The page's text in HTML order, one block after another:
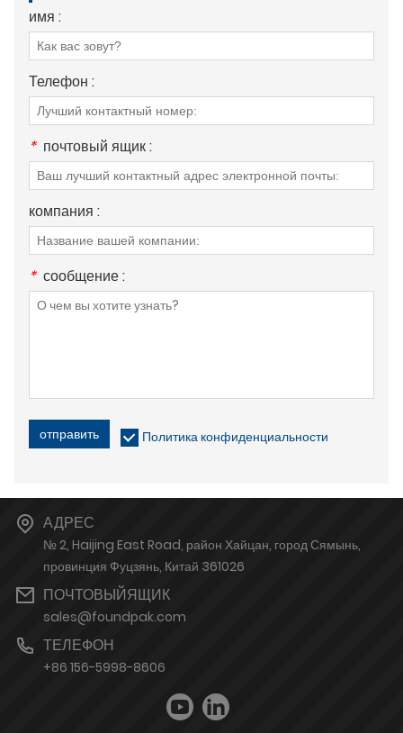
имя :
Телефон :
* почтовый ящик :
компания :
* сообщение :
отправить Политика конфиденциальности
АДРЕС
№ 2, Haijing East Road, район Хайцан, город Сямынь,
провинция Фуцзянь, Китай 361026
ПОЧТОВЫЙЯЩИК
sales@foundpak.com
ТЕЛЕФОН
+86 156-5998-8606